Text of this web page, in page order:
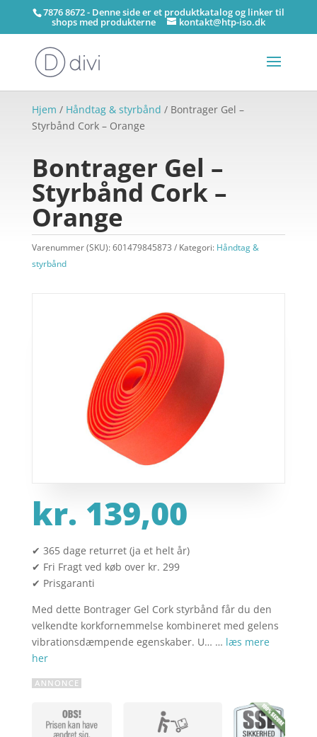
7876 8672 - Denne side er et produktkatalog og linker til
shops med produkterne kontakt@htp-iso.dk
Hjem / Håndtag & styrbånd / Bontrager Gel –
Styrbånd Cork – Orange
Bontrager Gel –
Styrbånd Cork –
Orange
Varenummer (SKU):601479845873 Kategori: Håndtag &
styrbånd
kr. 139,00
✔ 365 dage returret (ja et helt år)
✔ Fri Fragt ved køb over kr. 299
✔ Prisgaranti
Med dette Bontrager Gel Cork styrbånd får du den
velkendte korkfornemmelse kombineret med gelens
vibrationsdæmpende egenskaber. U… … læs mere
her